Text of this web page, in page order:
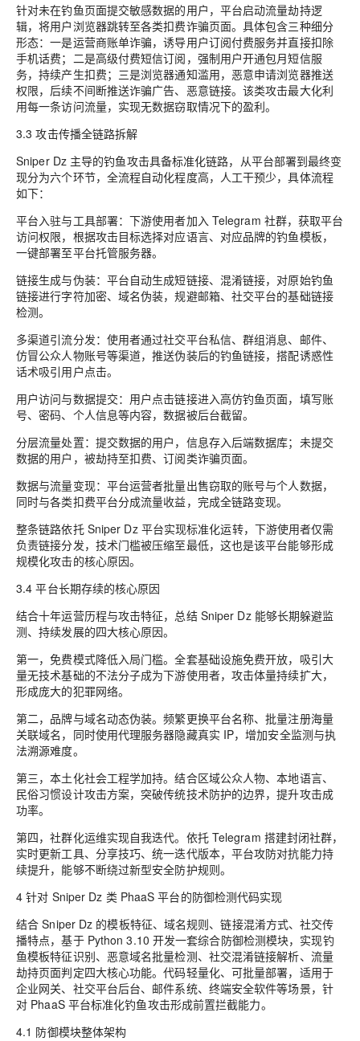
针对未在钓鱼页面提交敏感数据的用户，平台启动流量劫持逻
辑，将用户浏览器跳转至各类扣费诈骗页面。具体包含三种细分
形态：一是运营商账单诈骗，诱导用户订阅付费服务并直接扣除
手机话费；二是高级付费短信订阅，强制用户开通包月短信服
务，持续产生扣费；三是浏览器通知滥用，恶意申请浏览器推送
权限，后续不间断推送诈骗广告、恶意链接。该类攻击最大化利
用每一条访问流量，实现无数据窃取情况下的盈利。
3.3 攻击传播全链路拆解
Sniper Dz 主导的钓鱼攻击具备标准化链路，从平台部署到最终变
现分为六个环节，全流程自动化程度高，人工干预少，具体流程
如下：
平台入驻与工具部署：下游使用者加入 Telegram 社群，获取平台
访问权限，根据攻击目标选择对应语言、对应品牌的钓鱼模板，
一键部署至平台托管服务器。
链接生成与伪装：平台自动生成短链接、混淆链接，对原始钓鱼
链接进行字符加密、域名伪装，规避邮箱、社交平台的基础链接
检测。
多渠道引流分发：使用者通过社交平台私信、群组消息、邮件、
仿冒公众人物账号等渠道，推送伪装后的钓鱼链接，搭配诱惑性
话术吸引用户点击。
用户访问与数据提交：用户点击链接进入高仿钓鱼页面，填写账
号、密码、个人信息等内容，数据被后台截留。
分层流量处置：提交数据的用户，信息存入后端数据库；未提交
数据的用户，被劫持至扣费、订阅类诈骗页面。
数据与流量变现：平台运营者批量出售窃取的账号与个人数据，
同时与各类扣费平台分成流量收益，完成全链路变现。
整条链路依托 Sniper Dz 平台实现标准化运转，下游使用者仅需
负责链接分发，技术门槛被压缩至最低，这也是该平台能够形成
规模化攻击的核心原因。
3.4 平台长期存续的核心原因
结合十年运营历程与攻击特征，总结 Sniper Dz 能够长期躲避监
测、持续发展的四大核心原因。
第一，免费模式降低入局门槛。全套基础设施免费开放，吸引大
量无技术基础的不法分子成为下游使用者，攻击体量持续扩大，
形成庞大的犯罪网络。
第二，品牌与域名动态伪装。频繁更换平台名称、批量注册海量
关联域名，同时使用代理服务器隐藏真实 IP，增加安全监测与执
法溯源难度。
第三，本土化社会工程学加持。结合区域公众人物、本地语言、
民俗习惯设计攻击方案，突破传统技术防护的边界，提升攻击成
功率。
第四，社群化运维实现自我迭代。依托 Telegram 搭建封闭社群，
实时更新工具、分享技巧、统一迭代版本，平台攻防对抗能力持
续提升，能够不断绕过新型安全防护规则。
4 针对 Sniper Dz 类 PhaaS 平台的防御检测代码实现
结合 Sniper Dz 的模板特征、域名规则、链接混淆方式、社交传
播特点，基于 Python 3.10 开发一套综合防御检测模块，实现钓
鱼模板特征识别、恶意域名批量检测、社交混淆链接解析、流量
劫持页面判定四大核心功能。代码轻量化、可批量部署，适用于
企业网关、社交平台后台、邮件系统、终端安全软件等场景，针
对 PhaaS 平台标准化钓鱼攻击形成前置拦截能力。
4.1 防御模块整体架构